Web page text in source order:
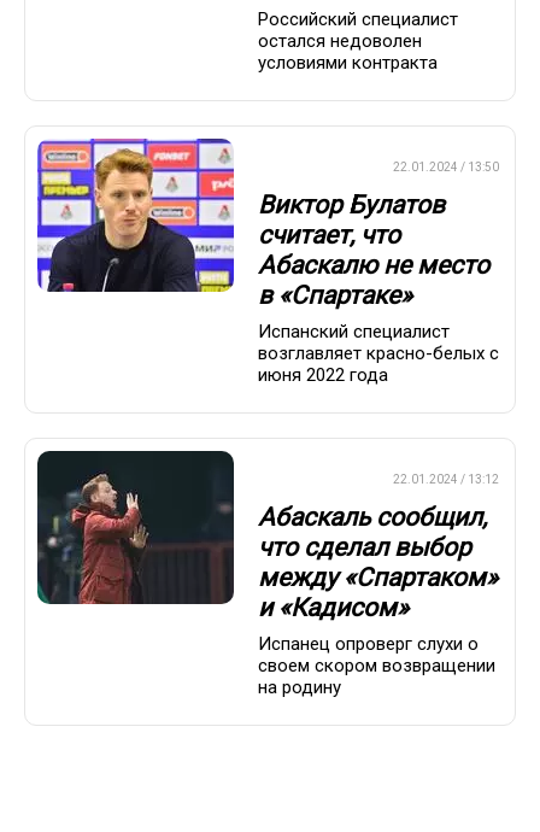
Российский специалист
остался недоволен
условиями контракта
22.01.2024 / 13:50
Виктор Булатов
считает, что
Абаскалю не место
в «Спартаке»
Испанский специалист
возглавляет красно-белых с
июня 2022 года
22.01.2024 / 13:12
Абаскаль сообщил,
что сделал выбор
между «Спартаком»
и «Кадисом»
Испанец опроверг слухи о
своем скором возвращении
на родину